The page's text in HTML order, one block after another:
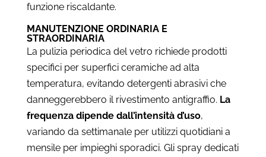
funzione riscaldante.
MANUTENZIONE ORDINARIA E
STRAORDINARIA
La pulizia periodica del vetro richiede prodotti
specifici per superfici ceramiche ad alta
temperatura, evitando detergenti abrasivi che
danneggerebbero il rivestimento antigraffio. La
frequenza dipende dall’intensità d’uso,
variando da settimanale per utilizzi quotidiani a
mensile per impieghi sporadici. Gli spray dedicati